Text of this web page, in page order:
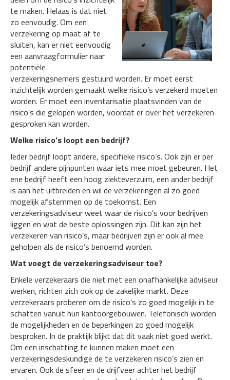
te maken. Helaas is dat niet
zo eenvoudig. Om een
verzekering op maat af te
sluiten, kan er niet eenvoudig
een aanvraagformulier naar
potentiële
verzekeringsnemers gestuurd worden. Er moet eerst
inzichtelijk worden gemaakt welke risico’s verzekerd moeten
worden. Er moet een inventarisatie plaatsvinden van de
risico’s die gelopen worden, voordat er over het verzekeren
gesproken kan worden.
Welke risico’s loopt een bedrijf?
Ieder bedrijf loopt andere, specifieke risico’s. Ook zijn er per
bedrijf andere pijnpunten waar iets mee moet gebeuren. Het
ene bedrijf heeft een hoog ziekteverzuim, een ander bedrijf
is aan het uitbreiden en wil de verzekeringen al zo goed
mogelijk afstemmen op de toekomst. Een
verzekeringsadviseur weet waar de risico’s voor bedrijven
liggen en wat de beste oplossingen zijn. Dit kan zijn het
verzekeren van risico’s, maar bedrijven zijn er ook al mee
geholpen als de risico’s benoemd worden.
Wat voegt de verzekeringsadviseur toe?
Enkele verzekeraars die niet met een onafhankelijke adviseur
werken, richten zich ook op de zakelijke markt. Deze
verzekeraars proberen om de risico’s zo goed mogelijk in te
schatten vanuit hun kantoorgebouwen. Telefonisch worden
de mogelijkheden en de beperkingen zo goed mogelijk
besproken. In de praktijk blijkt dat dit vaak niet goed werkt.
Om een inschatting te kunnen maken moet een
verzekeringsdeskundige de te verzekeren risico’s zien en
ervaren. Ook de sfeer en de drijfveer achter het bedrijf